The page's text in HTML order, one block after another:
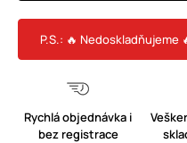
P.S.: 🔥 Nedoskladňujeme
Rychlá objednávka i
bez registrace